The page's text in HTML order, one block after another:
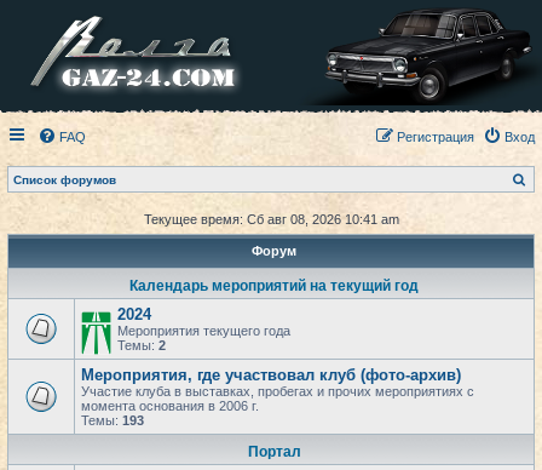
FAQ Вход
Регистрация
Список форумов
о
к
Текущее время: Сб авг 08, 2026 10:41 am
Форум
Календарь мероприятий на текущий год
2024
Мероприятия текущего года
Темы: 2
Мероприятия, где участвовал клуб (фото-архив)
Участие клуба в выставках, пробегах и прочих мероприятиях с
момента основания в 2006 г.
Темы: 193
Портал